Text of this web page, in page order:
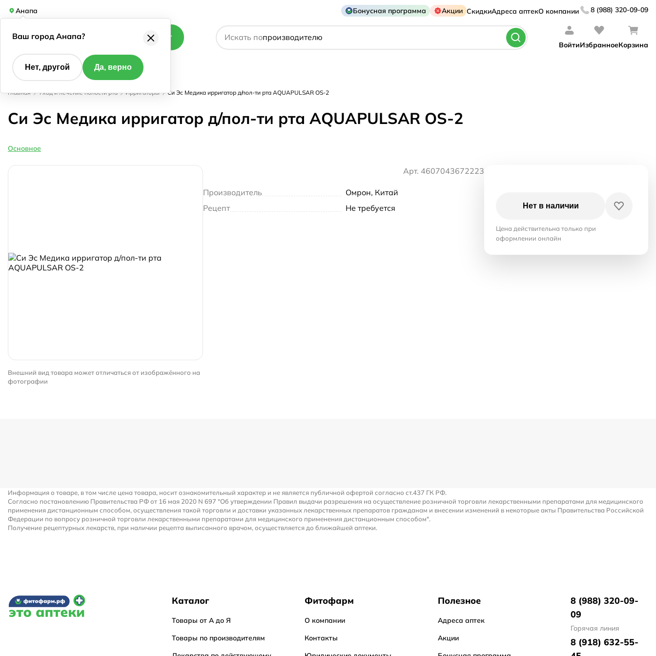
Анапа Бонусная программа Акции СкидкиАдреса аптекО компании 8 (988) 320-09-09
Каталог Искать по
действующему веществу
производителю
ВойтиИзбранноеКорзина
Главная Уход и лечение полости рта Ирригаторы Си Эс Медика ирригатор д/пол-ти рта AQUAPULSAR OS-2
Си Эс Медика ирригатор д/пол-ти рта AQUAPULSAR OS-2
Основное
Внешний вид товара может отличаться от изображённого на
фотографии
Арт. 4607043672223
Производитель
Омрон, Китай
Рецепт
Не требуется Нет в наличии
Цена действительна только при
оформлении онлайн
Информация о товаре, в том числе цена товара, носит ознакомительный характер и не является публичной офертой согласно ст.437 ГК РФ.
Согласно постановлению Правительства РФ от 16 мая 2020 N 697 "Об утверждении Правил выдачи разрешения на осуществление розничной торговли лекарственными препаратами для медицинского
применения дистанционным способом, осуществления такой торговли и доставки указанных лекарственных препаратов гражданам и внесении изменений в некоторые акты Правительства Российской
Федерации по вопросу розничной торговли лекарственными препаратами для медицинского применения дистанционным способом".
Получение рецептурных лекарств, при наличии рецепта выписанного врачом, осуществляется до ближайшей аптеки.
Каталог
Товары от А до Я
Товары по производителям
Фитофарм
О компании
Контакты
Полезное
Адреса аптек
Акции
8 (988) 320-09-
09
Горячая линия
8 (918) 632-55-
Ваш город Анапа?
Нет, другой Да, верно